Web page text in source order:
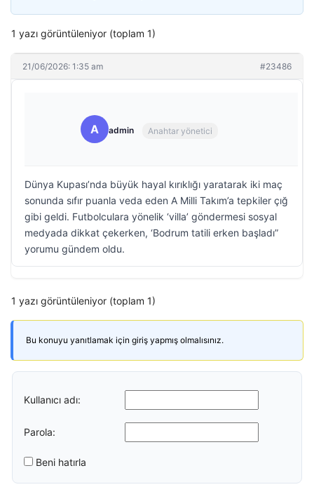
1 yazı görüntüleniyor (toplam 1)
21/06/2026: 1:35 am #23486
A admin Anahtar yönetici
Dünya Kupası’nda büyük hayal kırıklığı yaratarak iki maç
sonunda sıfır puanla veda eden A Milli Takım’a tepkiler çığ
gibi geldi. Futbolculara yönelik ‘villa’ göndermesi sosyal
medyada dikkat çekerken, ‘Bodrum tatili erken başladı”
yorumu gündem oldu.
1 yazı görüntüleniyor (toplam 1)
Bu konuyu yanıtlamak için giriş yapmış olmalısınız.
Kullanıcı adı:
Parola:
Beni hatırla